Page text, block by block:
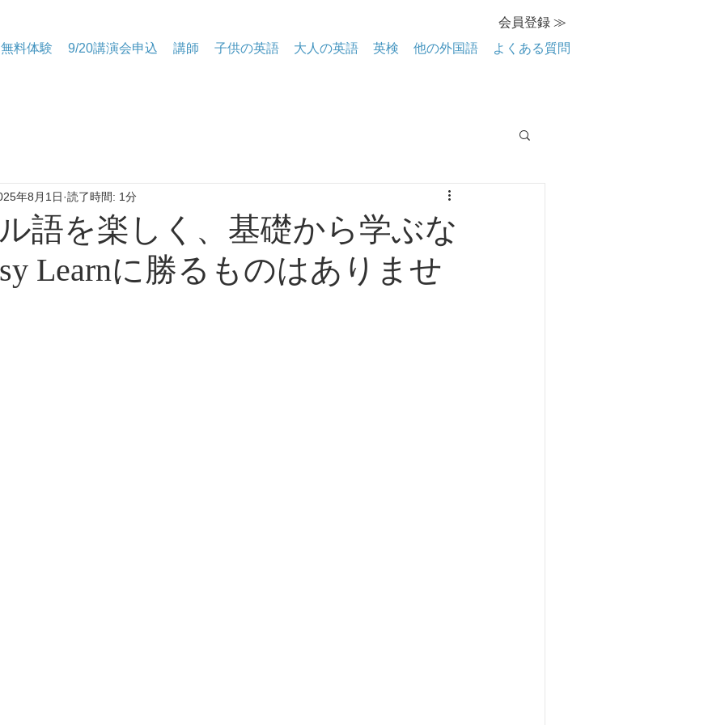
無料体験 9/20講演会申込 講師 子供の英語 大人の英語 英検 他の外国語 よくある質問
会員登録 ≫
語を楽しく、基礎から学ぶな
Learnに勝るものはありませ
年8月1日 読了時間: 1分